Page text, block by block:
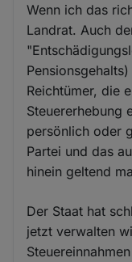
Wenn ich das
Landrat. Auch
Reichtümer, die
Steuererhebung
persönlich oder
Partei und das
hinein geltend
Der Staat hat
jetzt verwalten